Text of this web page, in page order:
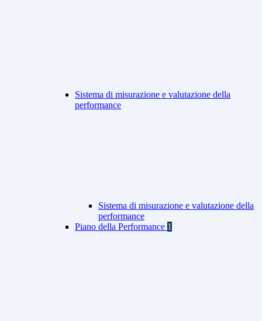
Sistema di misurazione e valutazione della
performance
Sistema di misurazione e valutazione della
performance
Piano della Performance 1